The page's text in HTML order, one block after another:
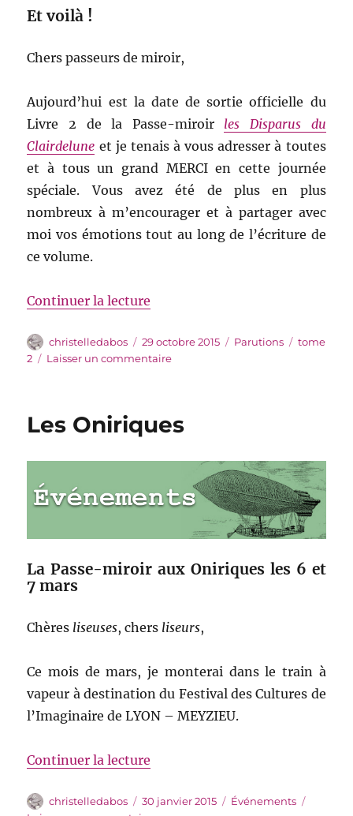
Et voilà !
Chers passeurs de miroir,
Aujourd’hui est la date de sortie officielle du
Livre 2 de la Passe-miroir les Disparus du
Clairdelune et je tenais à vous adresser à toutes
et à tous un grand MERCI en cette journée
spéciale. Vous avez été de plus en plus
nombreux à m’encourager et à partager avec
moi vos émotions tout au long de l’écriture de
ce volume.
Continuer la lecture
Auteur
christelledabos
Publié
le
29 octobre 2015 Catégories
Parutions Étiquettes
tome
2
Laisser un commentairesur
Les Oniriques
La Passe-miroir aux Oniriques les 6 et
7 mars
Chères liseuses, chers liseurs,
Ce mois de mars, je monterai dans le train à
vapeur à destination du Festival des Cultures de
l’Imaginaire de LYON – MEYZIEU.
Continuer la lecture
Auteur
christelledabos
Publié
30 janvier 2015 Catégories
Événements